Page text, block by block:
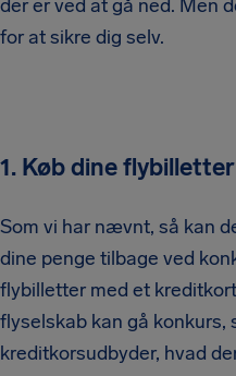
der er ved at gå ned. Men
for at sikre dig selv.
1. Køb dine
Som vi har nævnt, så kan
dine penge tilbage ved
flybilletter med et
flyselskab kan gå konkurs,
kreditkorsudbyder, hvad